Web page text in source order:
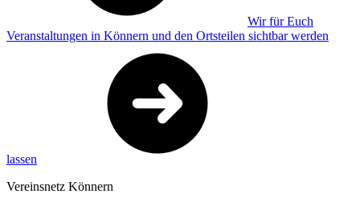
Wir für Euch
Veranstaltungen in Könnern und den Ortsteilen sichtbar werden
lassen
Vereinsnetz Könnern